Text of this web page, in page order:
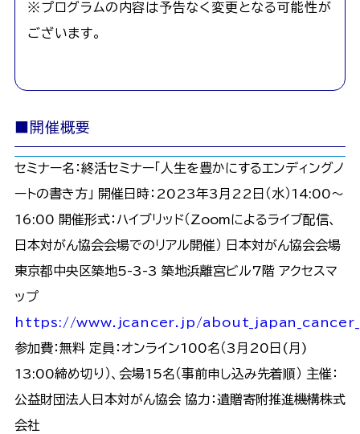
※プログラムの内容は予告なく変更となる可能性が
ございます。
■開催概要
セミナー名：終活セミナー「人生を豊かにするエンディングノ
ートの書き方」 開催日時：2023年3月22日（水）14:00〜
16:00 開催形式：ハイブリッド（Zoomによるライブ配信、
日本対がん協会会場でのリアル開催） 日本対がん協会会場
東京都中央区築地5-3-3 築地浜離宮ビル7階 アクセスマ
ップ
https://www.jcancer.jp/
参加費：無料 定員：オンライン100名（3月20日(月)
13:00締め切り）、会場15名（事前申し込み先着順） 主催：
公益財団法人日本対がん協会 協力：遺贈寄附推進機構株式
会社